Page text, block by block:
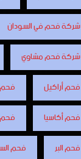
شركة فحم في السودان
شركة فحم مشاوي
فحم أراكيل
فحم
فحم أكاسيا
فحم البر
فحم